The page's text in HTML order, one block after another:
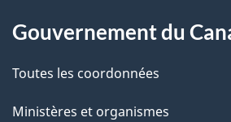
l
a
Gouvernement du
Toutes les coordonnées
Ministères et organismes